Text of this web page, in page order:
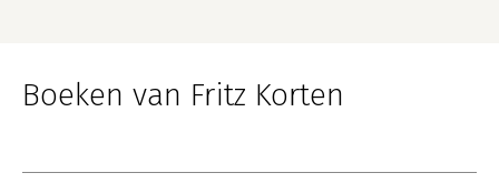
Boeken van Fritz Korten